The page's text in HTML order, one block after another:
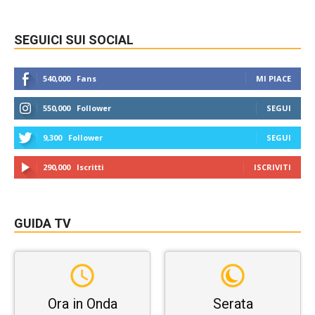
SEGUICI SUI SOCIAL
540,000 Fans MI PIACE
550,000 Follower SEGUI
9,300 Follower SEGUI
290,000 Iscritti ISCRIVITI
GUIDA TV
Ora in Onda Serata